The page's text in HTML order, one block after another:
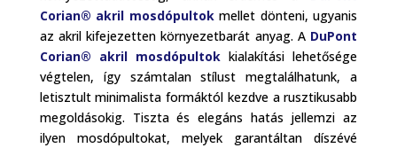
Corian® akril mosdópultokmellet dönteni, ugyanis
az akril kifejezetten környezetbarát anyag. A DuPont
Corian® akril mosdópultokkialakítási lehetősége
végtelen, így számtalan stílust megtalálhatunk, a
letisztult minimalista formáktól kezdve a rusztikusabb
megoldásokig. Tiszta és elegáns hatás jellemzi az
ilyen mosdópultokat, melyek garantáltan díszévé